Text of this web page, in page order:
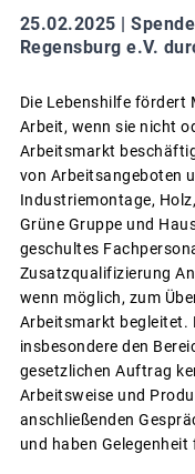
25.02.2025 |
Regensburg e.V.
Die Lebenshilfe fördert
Arbeit, wenn sie nicht
Arbeitsmarkt
von Arbeitsangeboten
Industriemontage,
Grüne Gruppe und
geschultes
Zusatzqualifizierung
wenn möglich, zum
Arbeitsmarkt begleitet.
insbesondere den
gesetzlichen Auftrag
Arbeitsweise und
anschließenden
und haben